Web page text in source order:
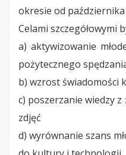
okresie od
Celami szczegółowymi
a) aktywizowanie
pożytecznego
b) wzrost świadomości
c) poszerzanie wiedzy
zdjęć
d) wyrównanie szans